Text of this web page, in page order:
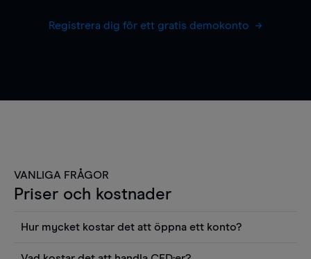
Registrera dig för ett gratis demokonto
VANLIGA FRÅGOR
Priser och kostnader
Hur mycket kostar det att öppna ett konto?